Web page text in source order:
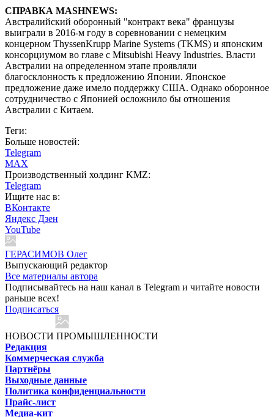
СПРАВКА MASHNEWS:
Австралийский оборонный "контракт века" французы
выиграли в 2016-м году в соревновании с немецким
концерном ThyssenKrupp Marine Systems (TKMS) и японским
консорциумом во главе с Mitsubishi Heavy Industries. Власти
Австралии на определенном этапе проявляли
благосклонность к предложению Японии. Японское
предложение даже имело поддержку США. Однако оборонное
сотрудничество с Японией осложнило бы отношения
Австралии с Китаем.
Теги:
Больше новостей:
Telegram
MAX
Производственный холдинг KMZ:
Telegram
Ищите нас в:
ВКонтакте
Яндекс Дзен
YouTube
ГЕРАСИМОВ Олег
Выпускающий редактор
Все материалы автора
Подписывайтесь на наш канал в Telegram и читайте новости
раньше всех!
Подписаться
НОВОСТИ ПРОМЫШЛЕННОСТИ
Редакция
Коммерческая служба
Партнёры
Выходные данные
Политика конфиденциальности
Прайс-лист
Медиа-кит